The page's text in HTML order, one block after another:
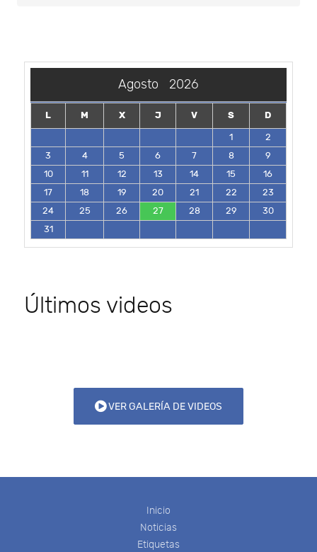
Agosto 2026
L M X J V S
D
1
2
3
4 5 6 7 8
9
10
11 12 13 14 15
16
17
18 19 20 21 22
23
24
25 26 27 28 29
30
31
Últimos videos
VER GALERÍA DE VIDEOS
Inicio
Noticias
Etiquetas